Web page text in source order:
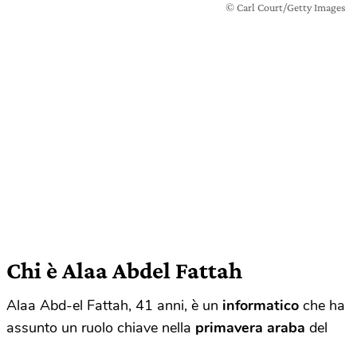
© Carl Court/Getty Images
Chi è Alaa Abdel Fattah
Alaa Abd-el Fattah, 41 anni, è un informatico che ha
assunto un ruolo chiave nella primavera araba del